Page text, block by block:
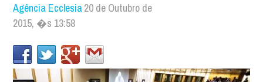
Agência Ecclesia20 de Outubro de
2015, �s 13:58